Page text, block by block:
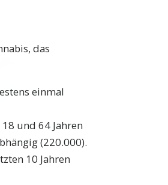
das
einmal
und 64 Jahren
(220.000).
10 Jahren